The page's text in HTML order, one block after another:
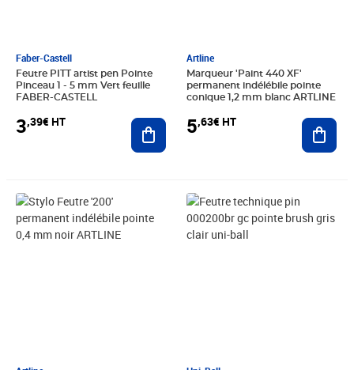
Faber-Castell
Feutre PITT artist pen Pointe
Pinceau 1 - 5 mm Vert feuille
FABER-CASTELL
3,39€ HT Ajouter au panier
Artline
Marqueur 'Paint 440 XF'
permanent indélébile pointe
conique 1,2 mm blanc ARTLINE
5,63€ HT
Prix 1,93€ HT Prix 2,85€ HT